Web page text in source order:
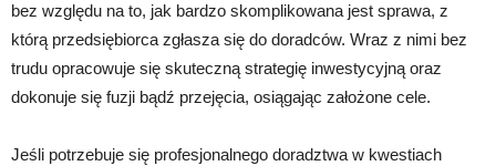
bez względu na to, jak bardzo skomplikowana jest sprawa, z
którą przedsiębiorca zgłasza się do doradców. Wraz z nimi bez
trudu opracowuje się skuteczną strategię inwestycyjną oraz
dokonuje się fuzji bądź przejęcia, osiągając założone cele.
Jeśli potrzebuje się profesjonalnego doradztwa w kwestiach